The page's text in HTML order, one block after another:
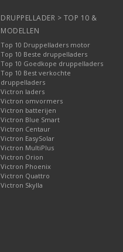
DRUPPELLADER > TOP 10 &
MODELLEN
Top 10 Druppelladers motor
Top 10 Beste druppelladers
Top 10 Goedkope druppelladers
Top 10 Best verkochte
druppelladers
Victron laders
Victron omvormers
Victron batterijen
Victron Blue Smart
Victron Centaur
Victron EasySolar
Victron MultiPlus
Victron Orion
Victron Phoenix
Victron Quattro
Victron Skylla